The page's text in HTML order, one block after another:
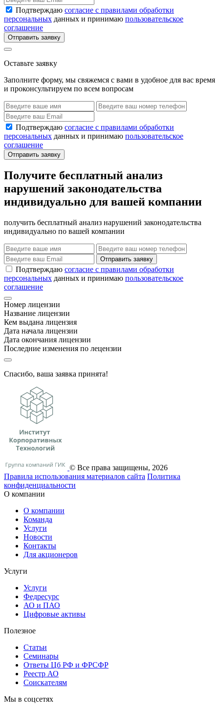
Подтверждаю согласие с правилами обработки
персональных данных и принимаю пользовательское
соглашение
Отправить заявку
Оставьте заявку
Заполните форму, мы свяжемся с вами в удобное для вас время
и проконсультируем по всем вопросам
Подтверждаю согласие с правилами обработки
персональных данных и принимаю пользовательское
соглашение
Отправить заявку
Получите бесплатный анализ
нарушений законодательства
индивидуально для вашей компании
получить бесплатный анализ нарушений законодательства
индивидуально по вашей компании
Отправить заявку
Подтверждаю согласие с правилами обработки
персональных данных и принимаю пользовательское
соглашение
Номер лицензии
Название лицензии
Кем выдана лицензия
Дата начала лицензии
Дата окончания лицензии
Последние изменения по лецензии
Спасибо, ваша заявка принята!
© Все права защищены, 2026
Правила использования материалов сайта Политика
конфиденциальности
О компании
О компании
Команда
Услуги
Новости
Контакты
Для акционеров
Услуги
Услуги
Федресурс
АО и ПАО
Цифровые активы
Полезное
Статьи
Cеминары
Ответы Цб РФ и ФРСФР
Реестр АО
Соискателям
Мы в соцсетях